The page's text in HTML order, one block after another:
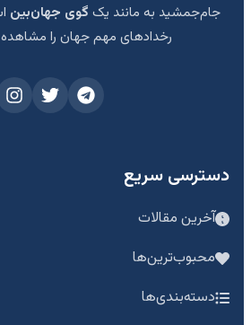
جام‌جمشید به مانند یک گوی جهان‌بین
رخدادهای مهم جهان را
دسترسی سریع
آخرین مقالات
محبوب‌ترین‌ها
دسته‌بندی‌ها